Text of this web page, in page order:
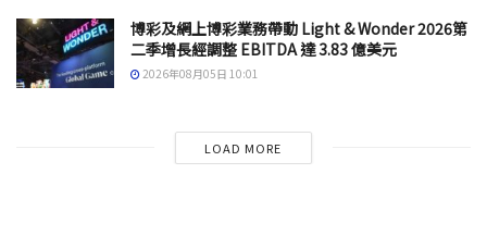
博彩及網上博彩業務帶動 Light & Wonder 2026第
二季增長經調整 EBITDA 達 3.83 億美元
2026年08月05日 10:01
LOAD MORE